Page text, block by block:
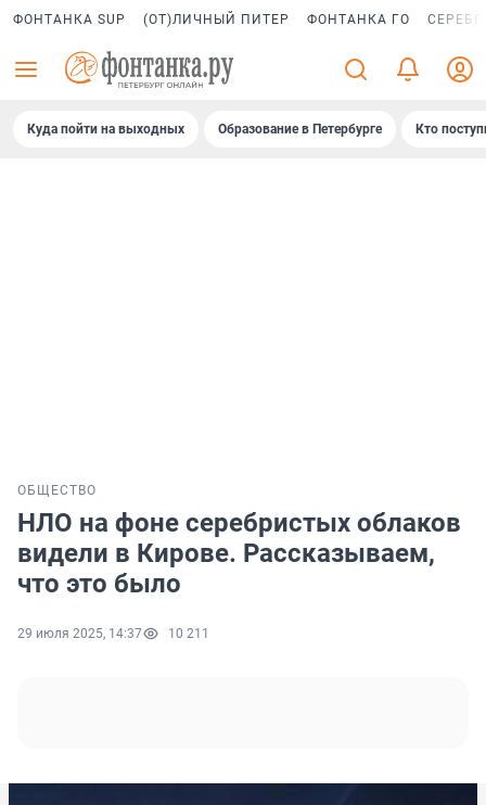
ФОНТАНКА SUP (ОТ)ЛИЧНЫЙ ПИТЕР ФОНТАНКА ГО
Куда пойти на выходных Образование в Петербурге Кто
ОБЩЕСТВО
НЛО на фоне серебристых облаков
видели в Кирове. Рассказываем,
что это было
29 июля 2025, 14:37 10 211